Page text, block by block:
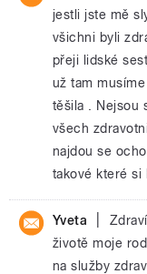
jestli jste mě
všichni byli
přeji lidské
už tam
těšila . Nejsou
všech
najdou se
takové které si
Yveta
životě moje
na služby